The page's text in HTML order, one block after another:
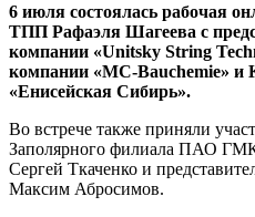
6 июля состоялась рабочая
ТПП Рафаэля Шагеева с
компании «Unitsky String
компании «MC-Bauchemie» и
«Енисейская Сибирь».
Во встрече также приняли
Заполярного филиала ПАО
Сергей Ткаченко и
Максим Абросимов.